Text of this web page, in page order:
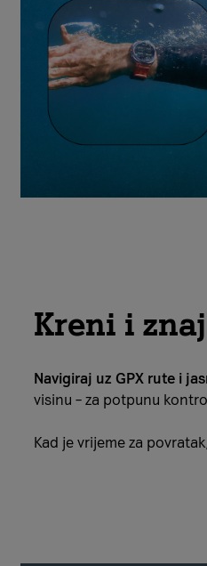
Kreni i
Navigiraj uz GPX rute i
visinu – za potpunu
Kad je vrijeme za